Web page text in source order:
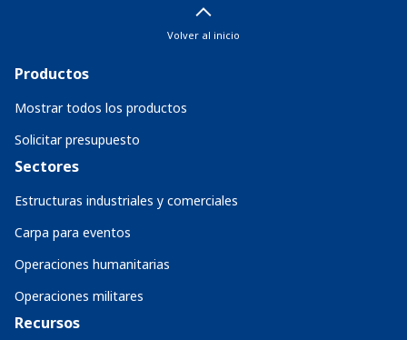
Volver al inicio
Productos
Mostrar todos los productos
Solicitar presupuesto
Sectores
Estructuras industriales y comerciales
Carpa para eventos
Operaciones humanitarias
Operaciones militares
Recursos